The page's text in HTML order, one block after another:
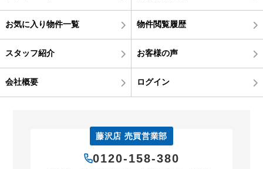
お気に入り物件一覧 物件閲覧履歴
スタッフ紹介 お客様の声
会社概要 ログイン
藤沢店 売買営業部
0120-158-380